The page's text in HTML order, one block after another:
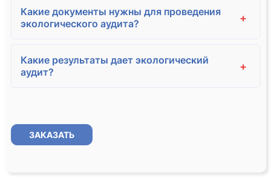
Какие документы нужны для проведения
экологического аудита?
+
Какие результаты дает экологический
аудит?
+
ЗАКАЗАТЬ